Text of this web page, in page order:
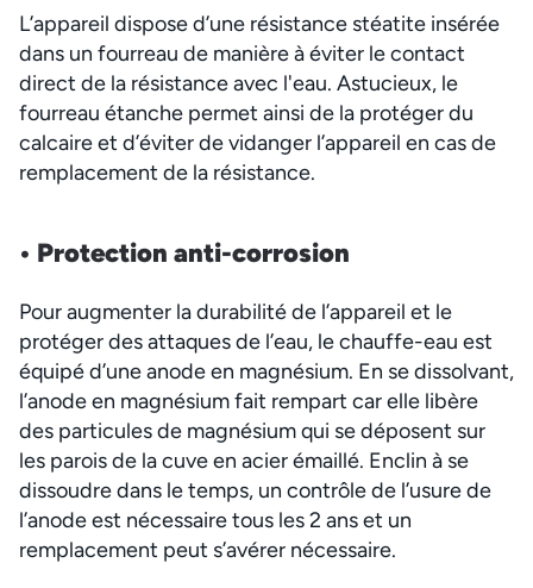
L’appareil dispose d’une résistance stéatite insérée
dans un fourreau de manière à éviter le contact
direct de la résistance avec l'eau. Astucieux, le
fourreau étanche permet ainsi de la protéger du
calcaire et d’éviter de vidanger l’appareil en cas de
remplacement de la résistance.
• Protection anti-corrosion
Pour augmenter la durabilité de l’appareil et le
protéger des attaques de l’eau, le chauffe-eau est
équipé d’une anode en magnésium. En se dissolvant,
l’anode en magnésium fait rempart car elle libère
des particules de magnésium qui se déposent sur
les parois de la cuve en acier émaillé. Enclin à se
dissoudre dans le temps, un contrôle de l’usure de
l’anode est nécessaire tous les 2 ans et un
remplacement peut s’avérer nécessaire.